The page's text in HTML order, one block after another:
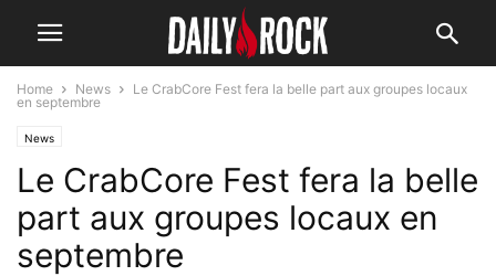
Home News
Le CrabCore Fest fera la belle part aux groupes locaux
en septembre
News
Le CrabCore Fest fera la belle
part aux groupes locaux en
septembre